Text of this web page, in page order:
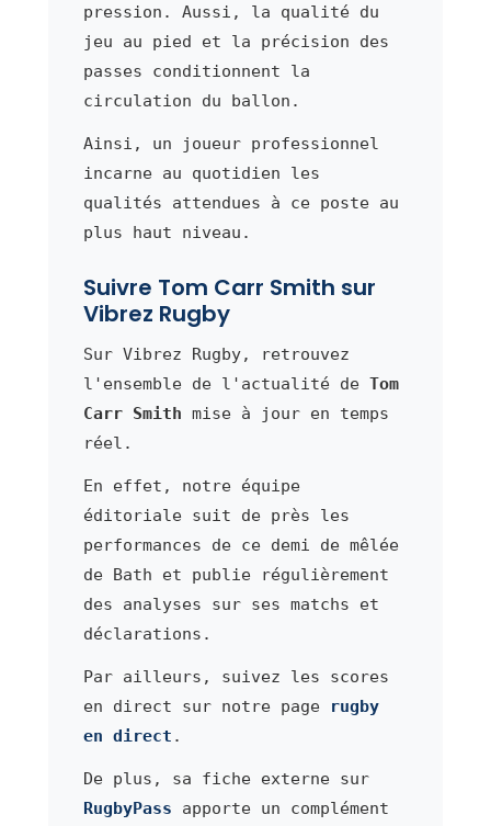
pression. Aussi, la qualité du
jeu au pied et la précision des
passes conditionnent la
circulation du ballon.
Ainsi, un joueur professionnel
incarne au quotidien les
qualités attendues à ce poste au
plus haut niveau.
Suivre Tom Carr Smith sur
Vibrez Rugby
Sur Vibrez Rugby, retrouvez
l'ensemble de l'actualité de Tom
Carr Smith mise à jour en temps
réel.
En effet, notre équipe
éditoriale suit de près les
performances de ce demi de mêlée
de Bath et publie régulièrement
des analyses sur ses matchs et
déclarations.
Par ailleurs, suivez les scores
en direct sur notre page
rugby
en direct .
De plus, sa fiche externe sur
RugbyPass apporte un complément